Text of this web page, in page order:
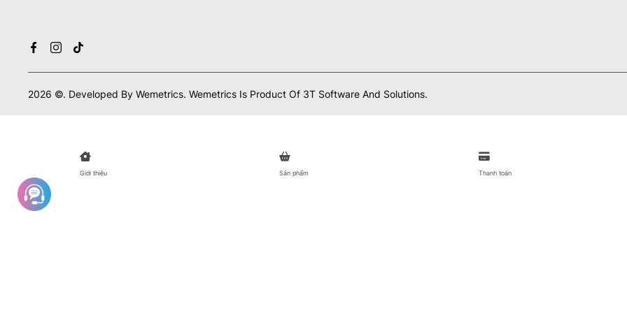
2026 ©. Developed By Wemetrics. Wemetrics Is Product Of 3T Software And Solutions.
Giới thiệu Sản phẩm Thanh toán